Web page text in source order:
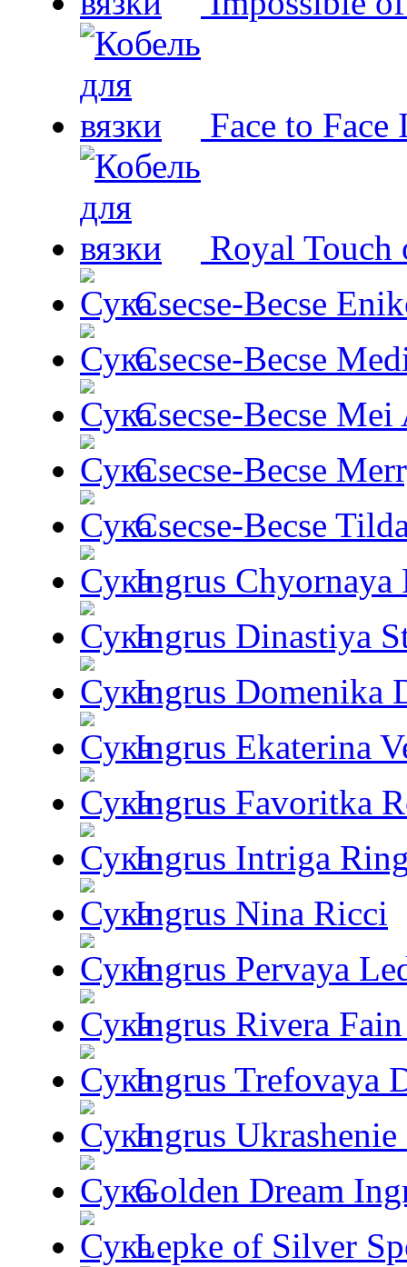
Face to
Royal Touch
Csecse-Becse
Csecse-Becse
Csecse-Becse Mei
Csecse-Becse
Csecse-Becse
Ingrus Chyornaya
Ingrus Dinastiya
Ingrus Domenika
Ingrus Ekaterina
Ingrus Favoritka
Ingrus Intriga
Ingrus Nina Ricci
Ingrus Pervaya
Ingrus Rivera
Ingrus Trefovaya
Ingrus Ukrashenie
Golden Dream
Lepke of Silver